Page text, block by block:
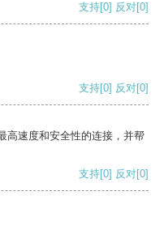
支持[0] 反对[0]
支持[0] 反对[0]
高速度和安全性的连接，并帮
支持[0] 反对[0]